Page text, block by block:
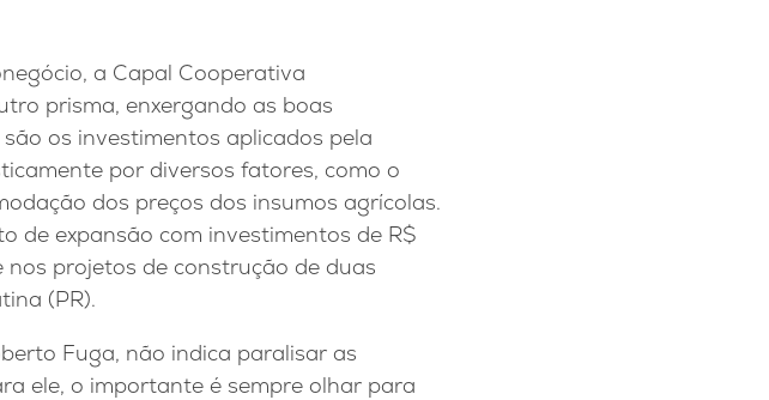
a Capal Cooperativa
prisma, enxergando as boas
os investimentos aplicados pela
por diversos fatores, como o
dos preços dos insumos agrícolas.
de expansão com investimentos de R$
nos projetos de construção de duas
(PR).
Fuga, não indica paralisar as
ele, o importante é sempre olhar para